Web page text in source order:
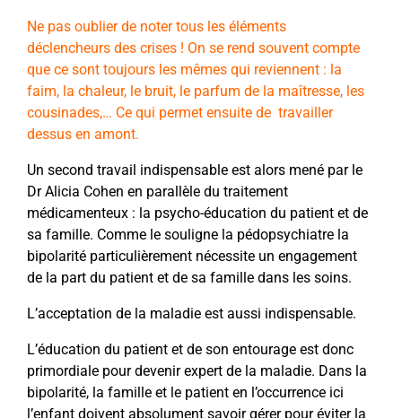
Ne pas oublier de noter tous les éléments
déclencheurs des crises ! On se rend souvent compte
que ce sont toujours les mêmes qui reviennent : la
faim, la chaleur, le bruit, le parfum de la maîtresse, les
cousinades,… Ce qui permet ensuite de travailler
dessus en amont.
Un second travail indispensable est alors mené par le
Dr Alicia Cohen en parallèle du traitement
médicamenteux : la psycho-éducation du patient et de
sa famille. Comme le souligne la pédopsychiatre la
bipolarité particulièrement nécessite un engagement
de la part du patient et de sa famille dans les soins.
L’acceptation de la maladie est aussi indispensable.
L’éducation du patient et de son entourage est donc
primordiale pour devenir expert de la maladie. Dans la
bipolarité, la famille et le patient en l’occurrence ici
l’enfant doivent absolument savoir gérer pour éviter la